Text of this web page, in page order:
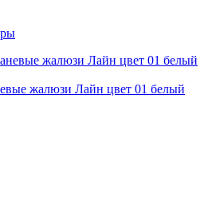
жалюзи Лайн цвет 01 белый